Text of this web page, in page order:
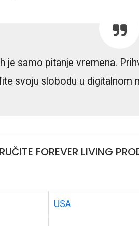
je samo pitanje vremena.
svoju slobodu u digitalnom
FOREVER LIVING
USA